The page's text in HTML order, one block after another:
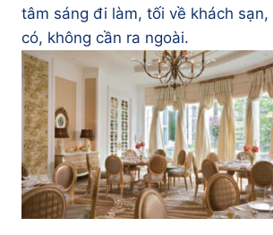
tâm sáng đi làm, tối về khách sạn,
có, không cần ra ngoài.